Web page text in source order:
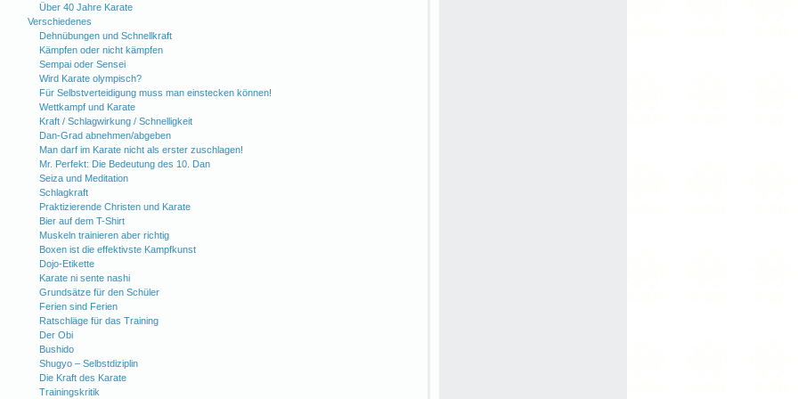
Über 40 Jahre Karate
Verschiedenes
Dehnübungen und Schnellkraft
Kämpfen oder nicht kämpfen
Sempai oder Sensei
Wird Karate olympisch?
Für Selbstverteidigung muss man einstecken können!
Wettkampf und Karate
Kraft / Schlagwirkung / Schnelligkeit
Dan-Grad abnehmen/abgeben
Man darf im Karate nicht als erster zuschlagen!
Mr. Perfekt: Die Bedeutung des 10. Dan
Seiza und Meditation
Schlagkraft
Praktizierende Christen und Karate
Bier auf dem T-Shirt
Muskeln trainieren aber richtig
Boxen ist die effektivste Kampfkunst
Dojo-Etikette
Karate ni sente nashi
Grundsätze für den Schüler
Ferien sind Ferien
Ratschläge für das Training
Der Obi
Bushido
Shugyo – Selbstdiziplin
Die Kraft des Karate
Trainingskritik